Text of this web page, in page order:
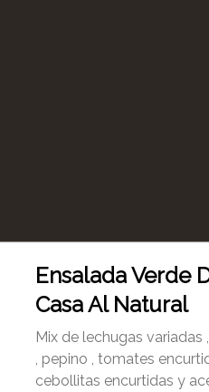
Ensalada Verde
Casa Al Natural
Mix de lechugas variadas
, pepino , tomates
cebollitas encurtidas y